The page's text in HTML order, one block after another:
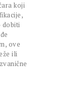
koji
dobiti
ove
ili